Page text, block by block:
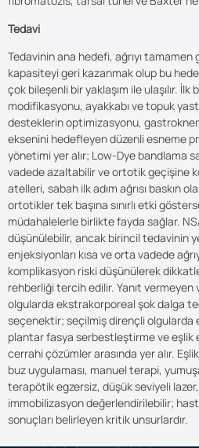
Tedavi
Tedavinin ana hedefi, ağrıyı
kapasiteyi geri kazanmak olup bu
çok bileşenli bir yaklaşım ile ulaşılır.
modifikasyonu, ayakkabı ve topuk
desteklerin optimizasyonu,
eksenini hedefleyen düzenli esneme
yönetimi yer alır; Low-Dye bandlama
vadede azaltabilir ve ortotik geçişine
atelleri, sabah ilk adım ağrısı baskın
ortotikler tek başına sınırlı etki
müdahalelerle birlikte fayda sağlar.
düşünülebilir, ancak birincil tedavinin
enjeksiyonları kısa ve orta vadede
komplikasyon riski düşünülerek
rehberliği tercih edilir. Yanıt vermeyen
olgularda ekstrakorporeal şok dalga
seçenektir; seçilmiş dirençli olgularda
plantar fasya serbestleştirme ve eşlik
cerrahi çözümler arasında yer alır.
buz uygulaması, manuel terapi,
terapötik egzersiz, düşük seviyeli
immobilizasyon değerlendirilebilir;
sonuçları belirleyen kritik unsurlardır.